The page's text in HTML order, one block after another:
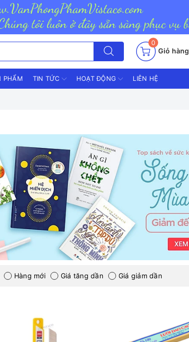
0
Giỏ hàng
PHẨM TIN TỨC HOẠT ĐỘNG LIÊN HỆ
Hàng mới Giá tăng dần Giá giảm dần